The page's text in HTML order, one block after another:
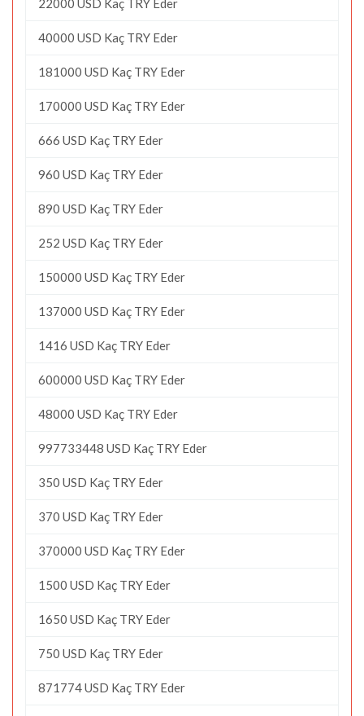
40000 USD Kaç TRY Eder
181000 USD Kaç TRY Eder
170000 USD Kaç TRY Eder
666 USD Kaç TRY Eder
960 USD Kaç TRY Eder
890 USD Kaç TRY Eder
252 USD Kaç TRY Eder
150000 USD Kaç TRY Eder
137000 USD Kaç TRY Eder
1416 USD Kaç TRY Eder
600000 USD Kaç TRY Eder
48000 USD Kaç TRY Eder
997733448 USD Kaç TRY Eder
350 USD Kaç TRY Eder
370 USD Kaç TRY Eder
370000 USD Kaç TRY Eder
1500 USD Kaç TRY Eder
1650 USD Kaç TRY Eder
750 USD Kaç TRY Eder
871774 USD Kaç TRY Eder